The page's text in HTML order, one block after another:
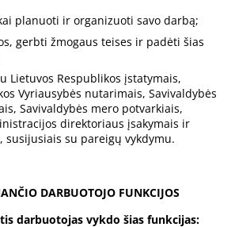
planuoti ir organizuoti savo darbą;
gerbti žmogaus teises ir padėti šias
Lietuvos Respublikos įstatymais,
Vyriausybės nutarimais, Savivaldybės
Savivaldybės mero potvarkiais,
direktoriaus įsakymais ir
susijusiais su pareigų vykdymu.
DARBUOTOJO FUNKCIJOS
darbuotojas vykdo šias funkcijas: